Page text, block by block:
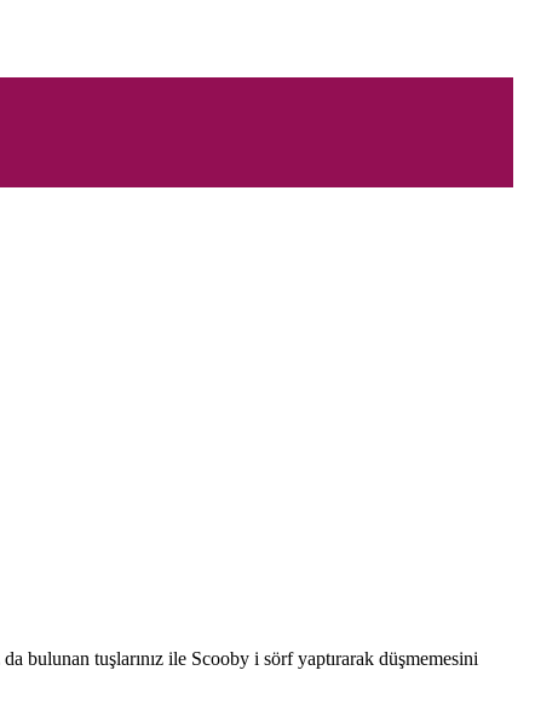
bulunan tuşlarınız ile Scooby i sörf yaptırarak düşmemesini